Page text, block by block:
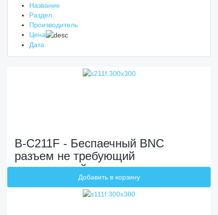
Название
Раздел
Производитель
Цена
Дата
B-C211F - Беспаечный BNC
разъем не требующий
специальный инструментов для
монтажа на кабель. Мама